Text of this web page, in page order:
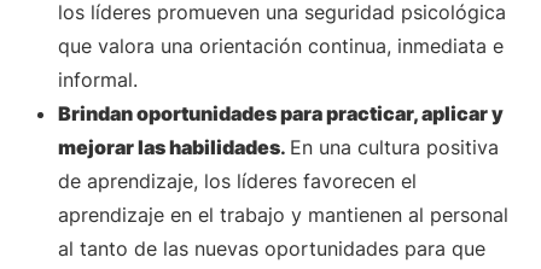
los líderes promueven una seguridad psicológica
que valora una orientación continua, inmediata e
informal.
Brindan oportunidades para practicar, aplicar y
mejorar las habilidades. En una cultura positiva
de aprendizaje, los líderes favorecen el
aprendizaje en el trabajo y mantienen al personal
al tanto de las nuevas oportunidades para que